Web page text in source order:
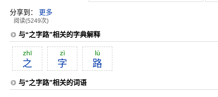
分享到： 更多
阅读(5249次)
与“之字路”相关的字典解释
zhī
之
zì
字
lù
路
与“之字路”相关的词语